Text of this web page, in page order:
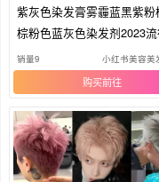
紫灰色染发膏雾霾蓝黑紫粉
棕粉色蓝灰色染发剂2023
显白
销量9 小红书美容美
购买